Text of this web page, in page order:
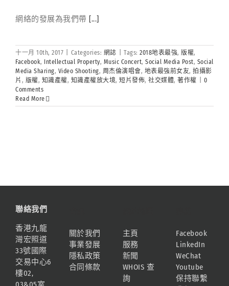
網絡的發展為我們帶 [...]
十一月 10th, 2017 Categories: 網誌 Tags: 2018地表最強, 版權,
Facebook, Intellectual Property, Music Concert, Social Media Post, Social
Media Sharing, Video Shooting, 周杰倫演唱會, 地表最強前女友, 拍攝影
片 , 版權, 知識產權, 知識產權放大境, 短片發佈, 社交媒體, 著作權
0
Comments
Read More
聯絡我們
香港九龍
灣宏照道
33號國際
交易中心6
樓02,
關於我們
事業發展
隱私政策
合同條款
主頁
服務
新聞
WHOIS 查
詢
Facebook
LinkedIn
WeChat
Youtube
保持聯繫